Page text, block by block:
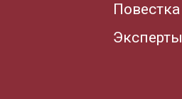
Повестка
Эксперты